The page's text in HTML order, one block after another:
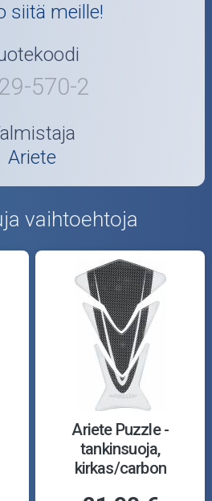
siitä meille!
570-2
Ariete
vaihtoehtoja
Ariete Puzzle -
tankinsuoja,
kirkas/carbon